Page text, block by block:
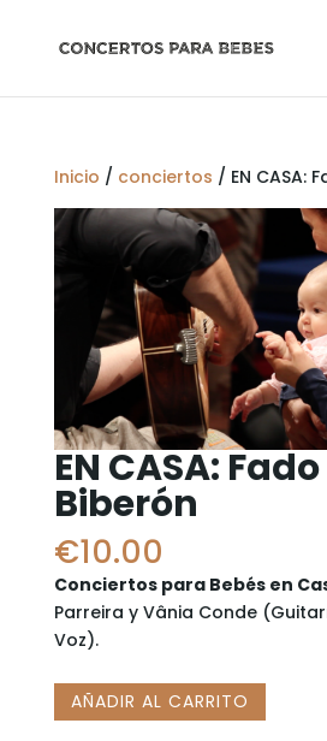
Inicio / conciertos / EN CASA:
EN CASA:
Biberón
€10.00
Conciertos para Bebés en
Parreira y Vânia Conde
Voz).
CASA:
AÑADIR AL CARRITO